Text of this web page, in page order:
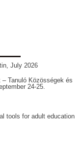
July 2026
Tanuló Közösségek és
24-25.
tools for adult education